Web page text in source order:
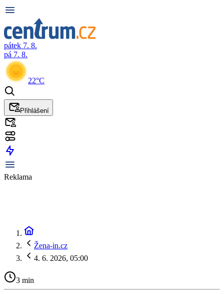
pátek 7. 8.
pá 7. 8.
22°C
Přihlášení
Reklama
Žena-in.cz
4. 6. 2026, 05:00
3 min